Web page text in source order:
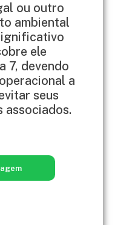
ou outro
ambiental
ele
7, devendo
a
seus
associados.